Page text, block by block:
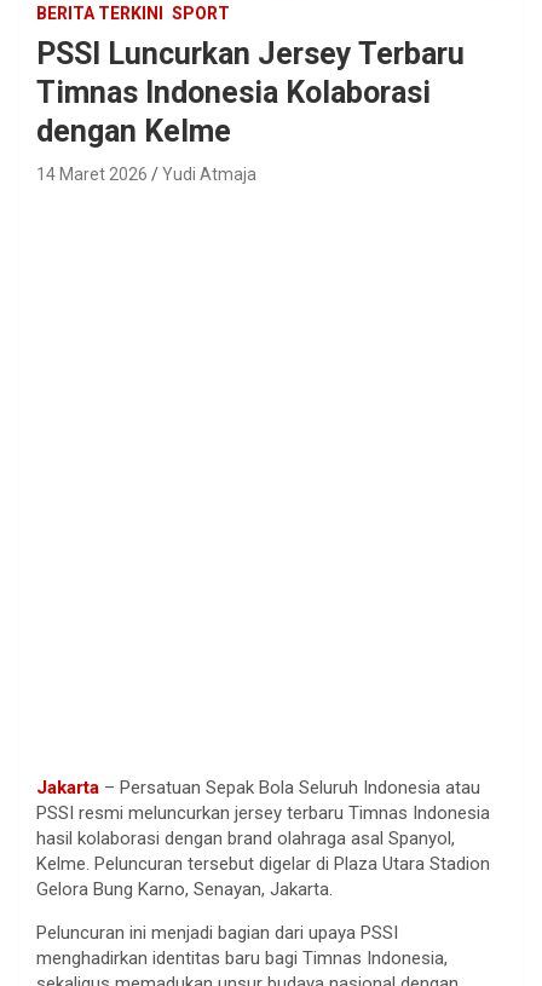
BERITA TERKINI SPORT
PSSI Luncurkan Jersey Terbaru
Timnas Indonesia Kolaborasi
dengan Kelme
14 Maret 2026 Yudi Atmaja
Jakarta – Persatuan Sepak Bola Seluruh Indonesia atau
PSSI resmi meluncurkan jersey terbaru Timnas Indonesia
hasil kolaborasi dengan brand olahraga asal Spanyol,
Kelme. Peluncuran tersebut digelar di Plaza Utara Stadion
Gelora Bung Karno, Senayan, Jakarta.
Peluncuran ini menjadi bagian dari upaya PSSI
menghadirkan identitas baru bagi Timnas Indonesia,